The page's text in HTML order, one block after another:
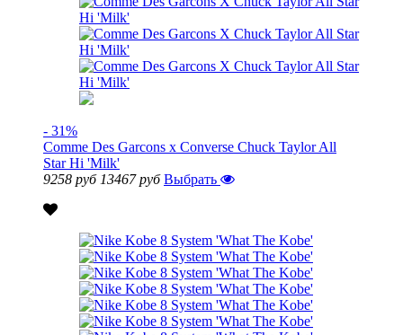
- 31%
Comme Des Garcons x Converse Chuck Taylor All
Star Hi 'Milk'
9258 руб 13467 руб Выбрать